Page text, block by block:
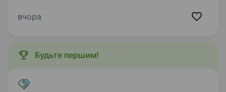
регіонах), величезна фінансова компанія,
вчора
Будьте першим!